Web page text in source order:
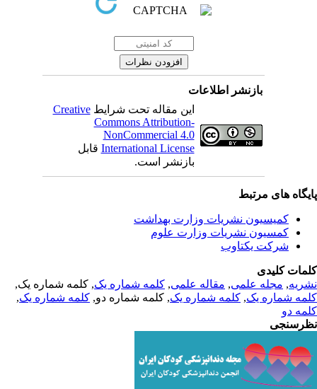
بازنشر اطلاعات
این مقاله تحت شرایطCreative
Commons Attribution-
NonCommercial 4.0
International Licenseقابل
بازنشر است.
های مرتبط
کمیسیون نشریات وزارت بهداشت
کمسیون نشریات وزارت علوم
شرکت یکتاوب
کلیدی
,مجله علمی, مقاله علمی, کلمه شماره یک, کلمه شماره یک,
شماره یک,کلمه شماره یک, کلمه شماره دو,کلمه شماره یک,
دو